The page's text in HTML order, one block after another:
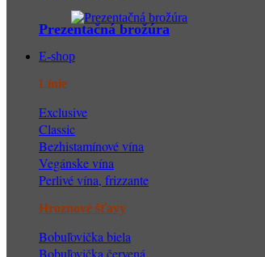
Prezentačná brožúra
E-shop
Línie
Exclusive
Classic
Bezhistamínové vína
Vegánske vína
Perlivé vína, frizzante
Hroznové šťavy
Bobuľovička biela
Bobuľovička červená